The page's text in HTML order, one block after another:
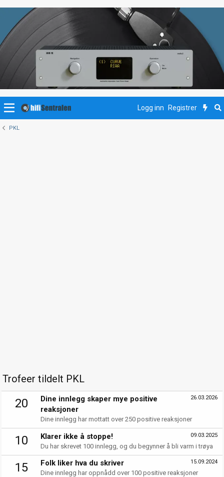
Logg inn Registrer
PKL
Trofeer tildelt PKL
20 26.03.2026
Dine innlegg skaper mye positive
reaksjoner
Dine innlegg har mottatt over 250 positive reaksjoner
10 09.03.2025
Klarer ikke å stoppe!
Du har skrevet 100 innlegg, og du begynner å bli varm i trøya
15 15.09.2024
Folk liker hva du skriver
Dine innlegg har oppnådd over 100 positive reaksjoner